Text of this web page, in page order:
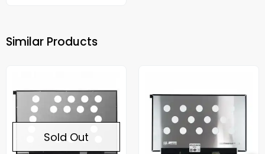
Similar Products
Sold Out